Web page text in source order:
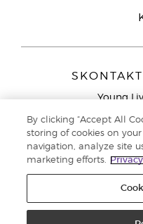
Young
9727
Young Living
By clicking “Accept All
storing of cookies on
navigation, analyze site
marketing efforts.